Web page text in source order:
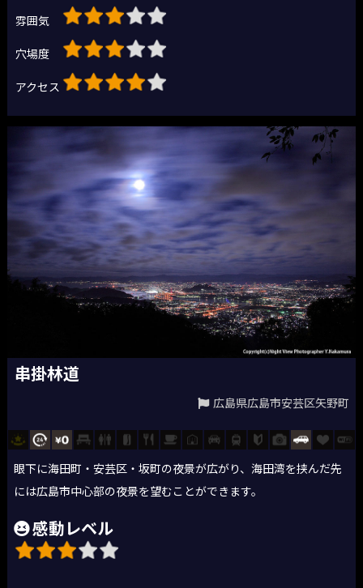
雰囲気
穴場度
アクセス
串掛林道
広島県広島市安芸区矢野町
眼下に海田町・安芸区・坂町の夜景が広がり、海田湾を挟んだ先
には広島市中心部の夜景を望むことができます。
感動レベル